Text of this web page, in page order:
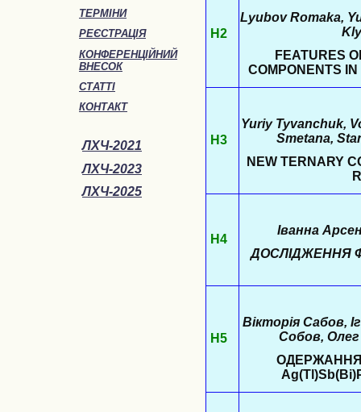
ТЕРМІНИ
РЕЄСТРАЦІЯ
КОНФЕРЕНЦІЙНИЙ
ВНЕСОК
СТАТТІ
КОНТАКТ
ЛХЧ-2021
ЛХЧ-2023
ЛХЧ-2025
Н2
Lyubov Romaka,
FEATURES
COMPONENTS
Н3
Yuriy Tyvanchuk,
Smetana,
NEW TERNARY
Н4
Іванна
ДОСЛІДЖЕННЯ
Н5
Вікторія Сабов,
Собов,